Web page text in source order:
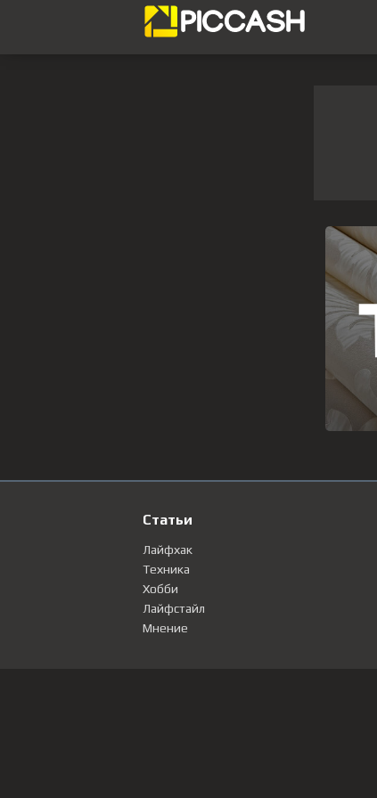
Статьи
Лайфхак
Техника
Хобби
Лайфстайл
Мнение